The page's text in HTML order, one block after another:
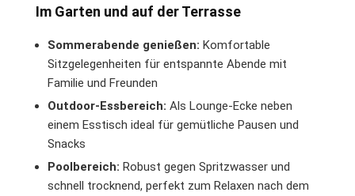
Im Garten und auf der Terrasse
Sommerabende genießen: Komfortable
Sitzgelegenheiten für entspannte Abende mit
Familie und Freunden
Outdoor-Essbereich: Als Lounge-Ecke neben
einem Esstisch ideal für gemütliche Pausen und
Snacks
Poolbereich: Robust gegen Spritzwasser und
schnell trocknend, perfekt zum Relaxen nach dem